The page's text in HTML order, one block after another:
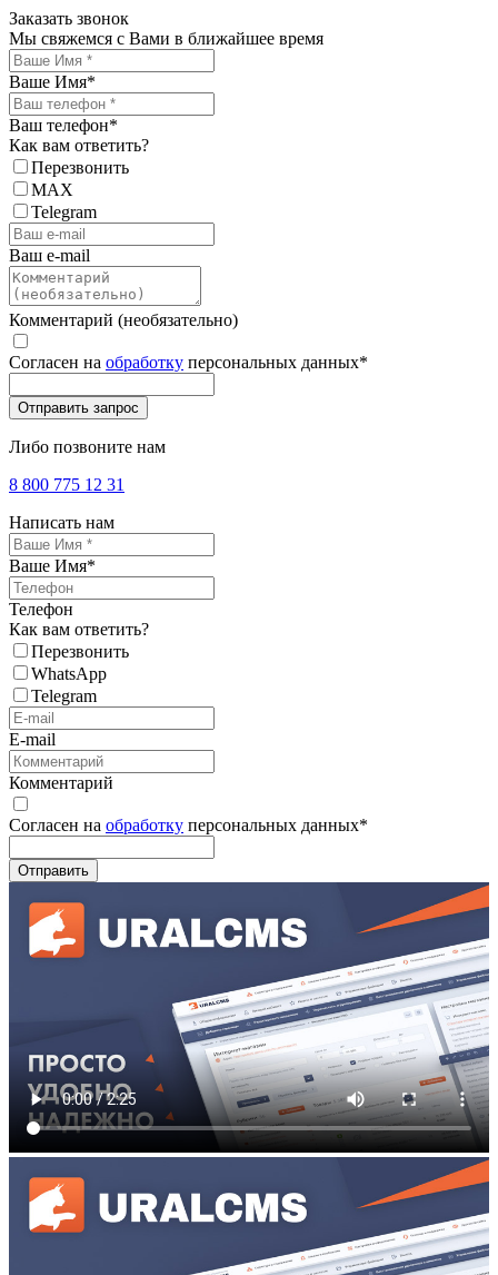
Заказать звонок
Мы свяжемся с Вами в ближайшее время
Ваше Имя*
Ваш телефон*
Как вам ответить?
Перезвонить
MAX
Telegram
Ваш e-mail
Комментарий (необязательно)
Согласен на обработку персональных данных*
Либо позвоните нам
8 800 775 12 31
Написать нам
Ваше Имя*
Телефон
Как вам ответить?
Перезвонить
WhatsApp
Telegram
E-mail
Комментарий
Согласен на обработку персональных данных*